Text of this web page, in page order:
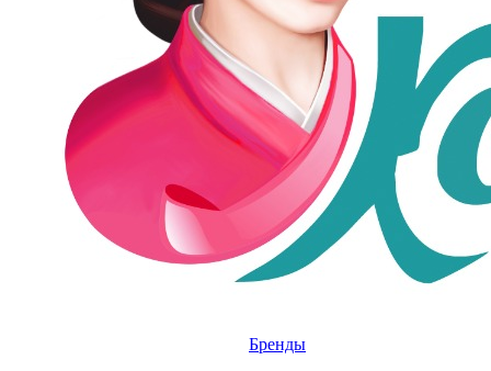
Бренды